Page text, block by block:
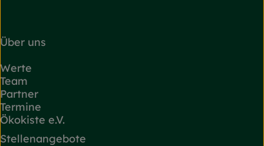
Über uns
Werte
Team
Partner
Termine
Ökokiste e.V.
Stellenangebote